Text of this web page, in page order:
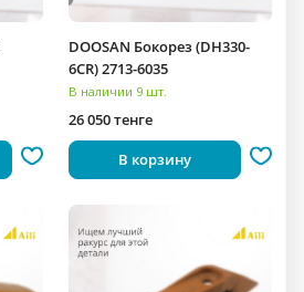
DOOSAN Бокорез (DH330-
6CR) 2713-6035
В наличии 9 шт.
26 050 тенге
В корзину